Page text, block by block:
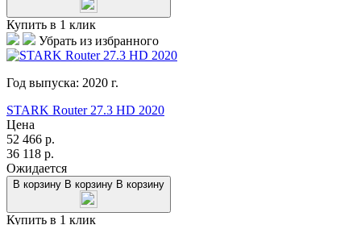
Купить в 1 клик
Убрать из избранного
Год выпуска: 2020 г.
STARK Router 27.3 HD 2020
Цена
52 466 р.
36 118 р.
Ожидается
В корзину В корзину В корзину
Купить в 1 клик